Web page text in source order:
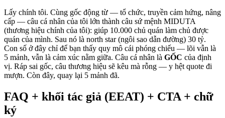
Lấy chính tôi. Cùng gốc động từ — tổ chức, truyền cảm hứng, nâng
cấp — câu cá nhân của tôi lớn thành câu sứ mệnh MIDUTA
(thương hiệu chính của tôi): giúp 10.000 chủ quán làm chủ được
quán của mình. Sau nó là north star (ngôi sao dẫn đường) 30 tỷ.
Con số ở đây chỉ để bạn thấy quy mô cái phóng chiếu — lõi vẫn là
5 mảnh, vẫn là cảm xúc nằm giữa. Câu cá nhân là GỐC của định
vị. Ráp sai gốc, câu thương hiệu sẽ kêu mà rỗng — y hệt quote đi
mượn. Còn đây, quay lại 5 mảnh đã.
FAQ + khối tác giả (EEAT) + CTA + chữ
ký